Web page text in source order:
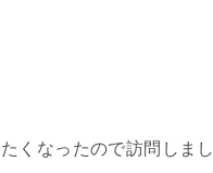
くなったので訪問しまし